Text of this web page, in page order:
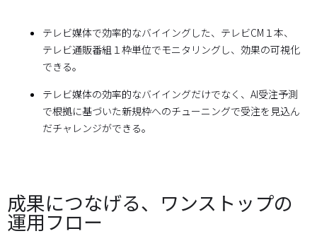
テレビ媒体で効率的なバイイングした、テレビCM１本、
テレビ通販番組１枠単位でモニタリングし、効果の可視化
できる。
テレビ媒体の効率的なバイイングだけでなく、AI受注予測
で根拠に基づいた新規枠へのチューニングで受注を見込ん
だチャレンジができる。
成果につなげる、ワンストップの
運用フロー